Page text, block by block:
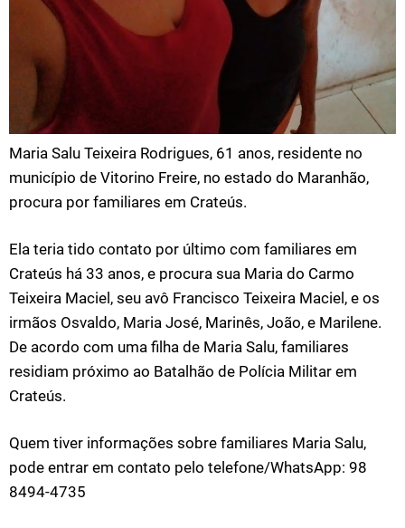
Maria Salu Teixeira Rodrigues, 61 anos, residente no
município de Vitorino Freire, no estado do Maranhão,
procura por familiares em Crateús.
Ela teria tido contato por último com familiares em
Crateús há 33 anos, e procura sua Maria do Carmo
Teixeira Maciel, seu avô Francisco Teixeira Maciel, e os
irmãos Osvaldo, Maria José, Marinês, João, e Marilene.
De acordo com uma filha de Maria Salu, familiares
residiam próximo ao Batalhão de Polícia Militar em
Crateús.
Quem tiver informações sobre familiares Maria Salu,
pode entrar em contato pelo telefone/WhatsApp: 98
8494-4735